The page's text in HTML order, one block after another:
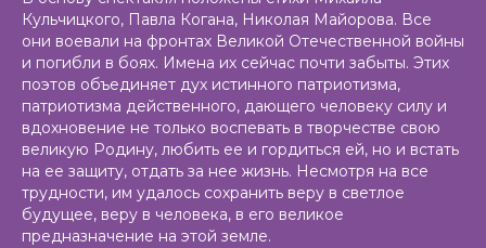
Кульчицкого, Павла Когана, Николая Майорова. Все
они воевали на фронтах Великой Отечественной войны
и погибли в боях. Имена их сейчас почти забыты. Этих
поэтов объединяет дух истинного патриотизма,
патриотизма действенного, дающего человеку силу и
вдохновение не только воспевать в творчестве свою
великую Родину, любить ее и гордиться ей, но и встать
на ее защиту, отдать за нее жизнь. Несмотря на все
трудности, им удалось сохранить веру в светлое
будущее, веру в человека, в его великое
предназначение на этой земле.